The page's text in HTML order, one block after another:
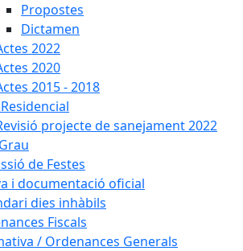
Propostes
Dictamen
2022
2020
2015 - 2018
projecte de sanejament 2022
de Festes
i documentació oficial
dies inhàbils
Fiscals
/ Ordenances Generals